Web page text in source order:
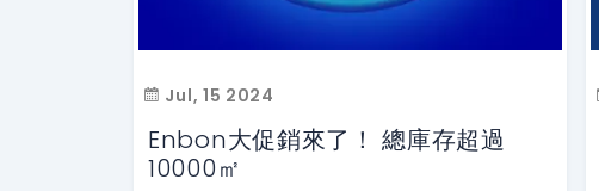
Jul, 15 2024
Enbon大促銷來了！ 總庫存超過
10000㎡